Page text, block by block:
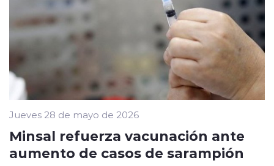
Jueves 28 de mayo de 2026
Minsal refuerza vacunación ante
aumento de casos de sarampión